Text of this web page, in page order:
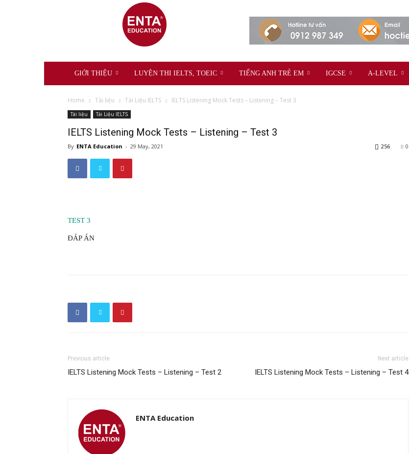
GIỚI THIỆU LUYỆN THI IELTS, TOEIC TIẾNG ANH TRẺ EM IGCSE A-LEVEL
Home Tài liệu Tài Liệu IELTS IELTS Listening Mock Tests – Listening – Test 3
Tài liệu Tài Liệu IELTS
IELTS Listening Mock Tests – Listening – Test 3
By ENTA Education - 29 May, 2021 0
256
TEST 3
ĐÁP ÁN
Previous article
IELTS Listening Mock Tests – Listening – Test 2
Next article
IELTS Listening Mock Tests – Listening – Test 4
ENTA Education